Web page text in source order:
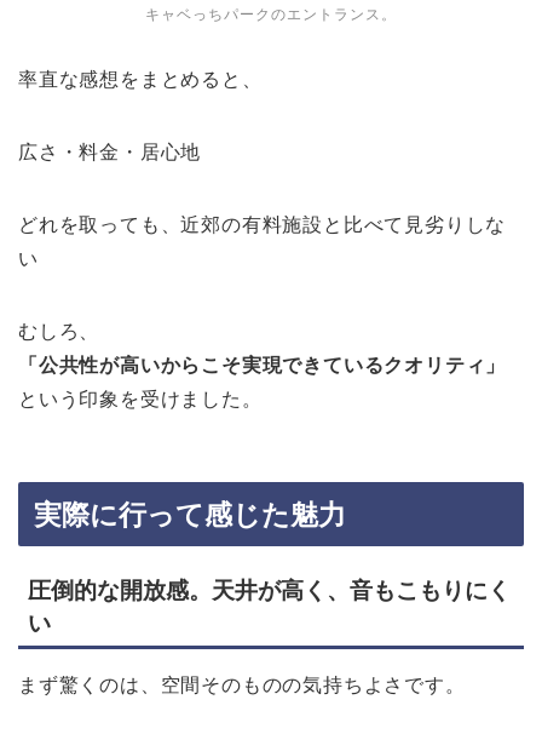
キャベっちパークのエントランス。
率直な感想をまとめると、
広さ・料金・居心地
どれを取っても、近郊の有料施設と比べて見劣りしな
い
むしろ、
「公共性が高いからこそ実現できているクオリティ」
という印象を受けました。
実際に行って感じた魅力
圧倒的な開放感。天井が高く、音もこもりにく
い
まず驚くのは、空間そのものの気持ちよさです。